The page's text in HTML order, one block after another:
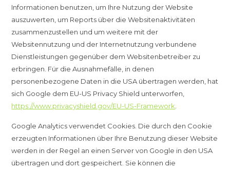
Informationen benutzen, um Ihre Nutzung der Website
auszuwerten, um Reports über die Websitenaktivitäten
zusammenzustellen und um weitere mit der
Websitennutzung und der Internetnutzung verbundene
Dienstleistungen gegenüber dem Websitenbetreiber zu
erbringen. Für die Ausnahmefälle, in denen
personenbezogene Daten in die USA übertragen werden, hat
sich Google dem EU-US Privacy Shield unterworfen,
https://www.privacyshield.gov/EU-US-Framework.
Google Analytics verwendet Cookies. Die durch den Cookie
erzeugten Informationen über Ihre Benutzung dieser Website
werden in der Regel an einen Server von Google in den USA
übertragen und dort gespeichert. Sie können die